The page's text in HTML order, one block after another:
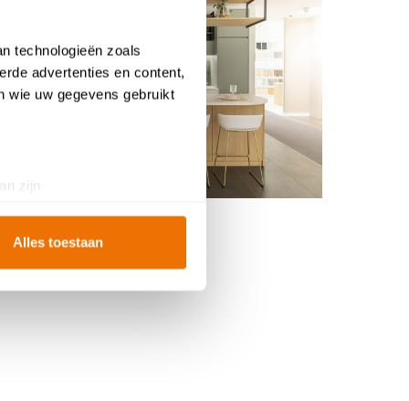
technologieën zoals
advertenties en content,
wie uw gegevens gebruikt
zijn
Alles toestaan